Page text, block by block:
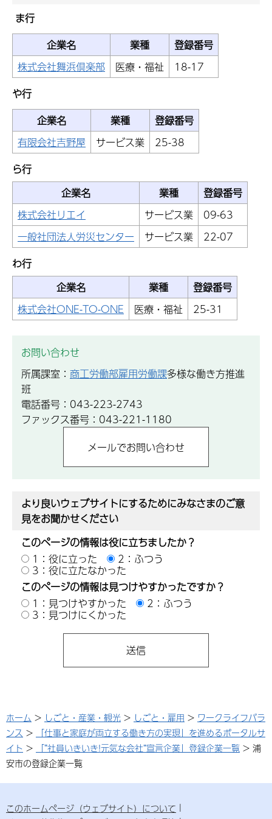
ま行
企業名
業種
登録番号
株式会社舞浜倶楽部
医療・福祉
18-17
や行
企業名
業種
登録番号
有限会社吉野屋
サービス業
25-38
ら行
企業名
業種
登録番号
株式会社リエイ
サービス業
09-63
一般社団法人労災センター
サービス業
22-07
わ行
企業名
業種
登録番号
株式会社ONE-TO-ONE
医療・福祉 25-31
お問い合わせ
所属課室： 商工労働部雇用労働課多様な働き方推進
班
電話番号：043-223-2743
ファックス番号：043-221-1180
より良いウェブサイトにするためにみなさまのご意
見をお聞かせください
このページの情報は役に立ちましたか？
1：役に立った
2：ふつう
3：役に立たなかった
このページの情報は見つけやすかったですか？
1：見つけやすかった
2：ふつう
3：見つけにくかった
ホーム > しごと・産業・観光 > しごと・雇用 > ワークライフバラ
ンス >
「仕事と家庭が両立する働き方の実現」を進めるポータルサ
イト > 「“社員いきいき!元気な会社”宣言企業」登録企業一覧 > 浦
安市の登録企業一覧
このホームページ（ウェブサイト）について